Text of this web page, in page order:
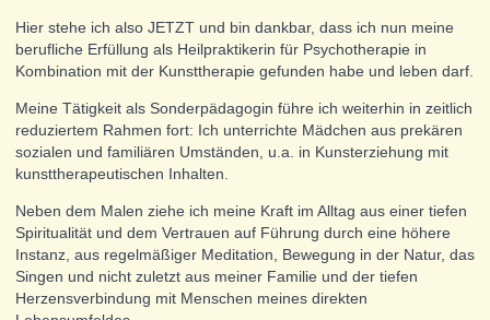
Hier stehe ich also JETZT und bin dankbar, dass ich nun meine
berufliche Erfüllung als Heilpraktikerin für Psychotherapie in
Kombination mit der Kunsttherapie gefunden habe und leben darf.
Meine Tätigkeit als Sonderpädagogin führe ich weiterhin in zeitlich
reduziertem Rahmen fort: Ich unterrichte Mädchen aus prekären
sozialen und familiären Umständen, u.a. in Kunsterziehung mit
kunsttherapeutischen Inhalten.
Neben dem Malen ziehe ich meine Kraft im Alltag aus einer tiefen
Spiritualität und dem Vertrauen auf Führung durch eine höhere
Instanz, aus regelmäßiger Meditation, Bewegung in der Natur, das
Singen und nicht zuletzt aus meiner Familie und der tiefen
Herzensverbindung mit Menschen meines direkten